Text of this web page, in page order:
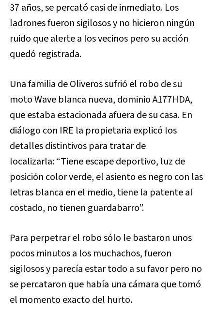
37 años, se percató casi de inmediato. Los
ladrones fueron sigilosos y no hicieron ningún
ruido que alerte a los vecinos pero su acción
quedó registrada.
Una familia de Oliveros sufrió el robo de su
moto Wave blanca nueva, dominio A177HDA,
que estaba estacionada afuera de su casa. En
diálogo con IRE la propietaria explicó los
detalles distintivos para tratar de
localizarla: “Tiene escape deportivo, luz de
posición color verde, el asiento es negro con las
letras blanca en el medio, tiene la patente al
costado, no tienen guardabarro”.
Para perpetrar el robo sólo le bastaron unos
pocos minutos a los muchachos, fueron
sigilosos y parecía estar todo a su favor pero no
se percataron que había una cámara que tomó
el momento exacto del hurto.